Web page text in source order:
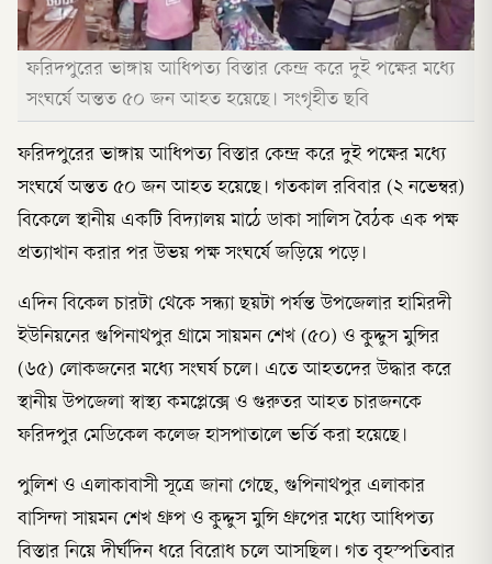
ফরিদপুরের ভাঙ্গায় আধিপত্য বিস্তার কেন্দ্র করে দুই পক্ষের মধ্যে
সংঘর্ষে অন্তত ৫০ জন আহত হয়েছে। সংগৃহীত ছবি
ফরিদপুরের ভাঙ্গায় আধিপত্য বিস্তার কেন্দ্র করে দুই পক্ষের মধ্যে
সংঘর্ষে অন্তত ৫০ জন আহত হয়েছে। গতকাল রবিবার (২ নভেম্বর)
বিকেলে স্থানীয় একটি বিদ্যালয় মাঠে ডাকা সালিস বৈঠক এক পক্ষ
প্রত্যাখান করার পর উভয় পক্ষ সংঘর্ষে জড়িয়ে পড়ে।
এদিন বিকেল চারটা থেকে সন্ধ্যা ছয়টা পর্যন্ত উপজেলার হামিরদী
ইউনিয়নের গুপিনাথপুর গ্রামে সায়মন শেখ (৫০) ও কুদ্দুস মুন্সির
(৬৫) লোকজনের মধ্যে সংঘর্ষ চলে। এতে আহতদের উদ্ধার করে
স্থানীয় উপজেলা স্বাস্থ্য কমপ্লেক্সে ও গুরুতর আহত চারজনকে
ফরিদপুর মেডিকেল কলেজ হাসপাতালে ভর্তি করা হয়েছে।
পুলিশ ও এলাকাবাসী সূত্রে জানা গেছে, গুপিনাথপুর এলাকার
বাসিন্দা সায়মন শেখ গ্রুপ ও কুদ্দুস মুন্সি গ্রুপের মধ্যে আধিপত্য
বিস্তার নিয়ে দীর্ঘদিন ধরে বিরোধ চলে আসছিল। গত বৃহস্পতিবার